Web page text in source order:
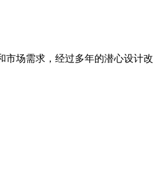
市场需求，经过多年的潜心设计改